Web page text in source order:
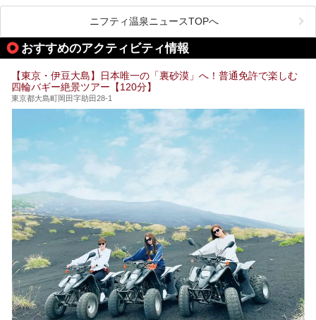
ら、特におすすめしたい施設14選をご紹介します。
してみてください。
また、終電を逃してしまい、「このまま朝までゆっくりでき
る場所があれば」と探した経験がある人も多いのではないで
しょうか。
そこで本記事では、東京でおすすめのスーパー銭湯を、目的
24時間営業で宿泊できる施設や、1,000円以下で楽しめる安
い施設、デートや休日レジャーにもぴったりなエンタメ要素
が充実した施設など、利用のシーンに合わせて参考にしてく
ださい。
ニフティ温泉ニュースTOPへ
おすすめのアクティビティ情報
【東京・伊豆大島】日本唯一の「裏砂漠」へ！普通免許で楽しむ
四輪バギー絶景ツアー【120分】
東京都大島町岡田字助田28-1